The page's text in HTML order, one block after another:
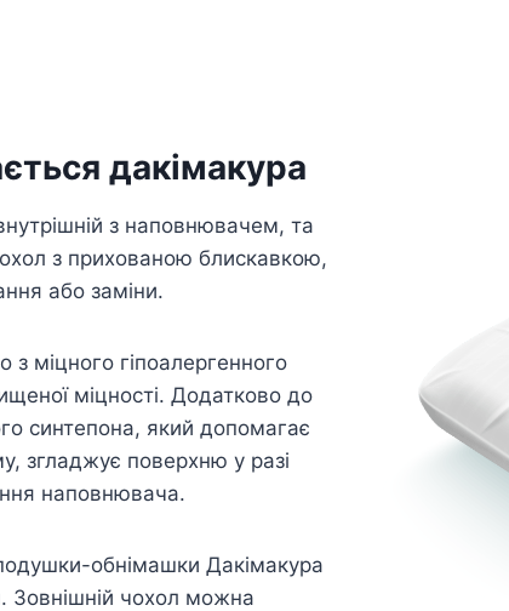
дакімакура
з наповнювачем, та
з прихованою блискавкою,
або заміни.
з міцного гіпоалергенного
міцності. Додатково до
синтепона, який допомагає
згладжує поверхню у разі
наповнювача.
обнімашки Дакімакура
чохол можна